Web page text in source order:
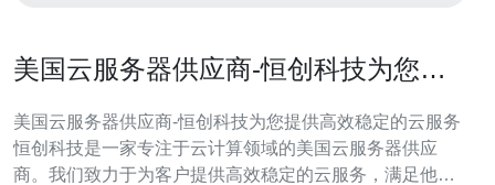
美国云服务器供应商-恒创科技为您提
美国云服务器供应商-恒创科技为您提供高效稳定的云服务
恒创科技是一家专注于云计算领域的美国云服务器供应
商。我们致力于为客户提供高效稳定的云服务，满足他们